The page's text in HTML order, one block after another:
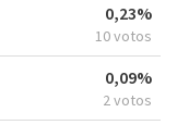
0,23%
10 votos
0,09%
2 votos